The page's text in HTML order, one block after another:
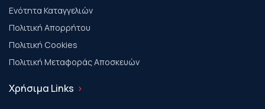
Ενότητα Καταγγελιών
Πολιτική Απορρήτου
Πολιτική Cookies
Πολιτική Μεταφοράς Αποσκευών
Χρήσιμα Links